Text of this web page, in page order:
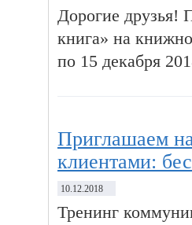
Дорогие друзья!
книга» на
по 15 декабря
Приглашаем
клиентами:
10.12.2018
Тренинг